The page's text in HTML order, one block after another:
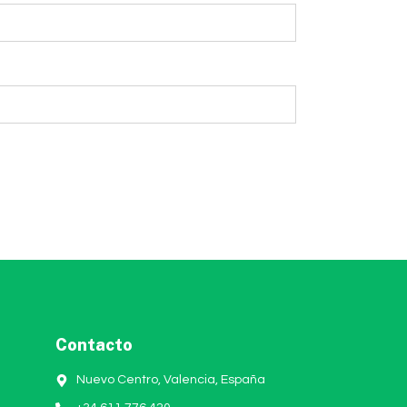
Contacto
Nuevo Centro, Valencia, España